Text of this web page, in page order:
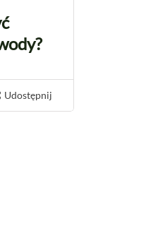
Udostępnij